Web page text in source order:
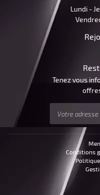
Lundi -
Tenez vous
Conditions